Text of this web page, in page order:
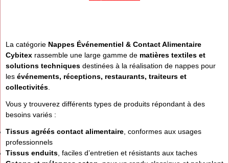
La catégorie Nappes Événementiel & Contact Alimentaire
Cybitex rassemble une large gamme de matières textiles et
solutions techniques destinées à la réalisation de nappes pour
les événements, réceptions, restaurants, traiteurs et
collectivités
Vous y trouverez différents types de produits répondant à des
besoins variés :
Tissus agréés contact alimentaire , conformes aux usages
professionnels
Tissus enduits , faciles d’entretien et résistants aux taches